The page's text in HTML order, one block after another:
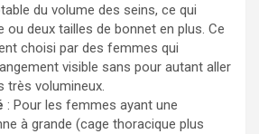
du volume des seins, ce qui
ou deux tailles de bonnet en plus. Ce
choisi par des femmes qui
visible sans pour autant aller
très volumineux.
: Pour les femmes ayant une
à grande (cage thoracique plus